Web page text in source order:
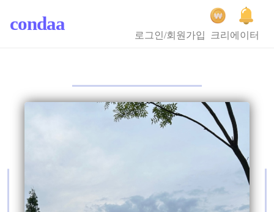
condaa
로그인/회원가입 크리에이터